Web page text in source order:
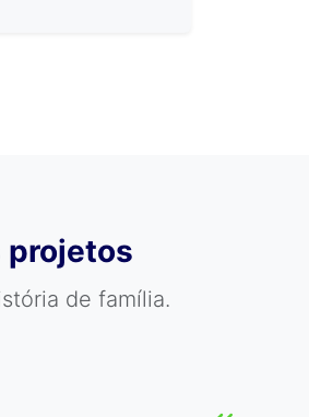
projetos
de família.